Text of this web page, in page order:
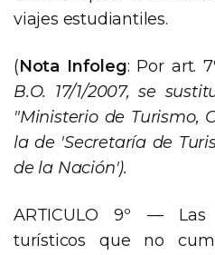
viajes estudiantiles.
(Nota Infoleg: Por art.
B.O. 17/1/2007, se
"Ministerio de Turismo,
la de 'Secretaría de
de la Nación').
ARTICULO 9º —
turísticos que no